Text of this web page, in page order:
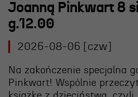
Joanną Pinkwart 8
g.12.00
2026-08-06 [czw]
Na zakończenie specjalna
Pinkwart! Wspólnie